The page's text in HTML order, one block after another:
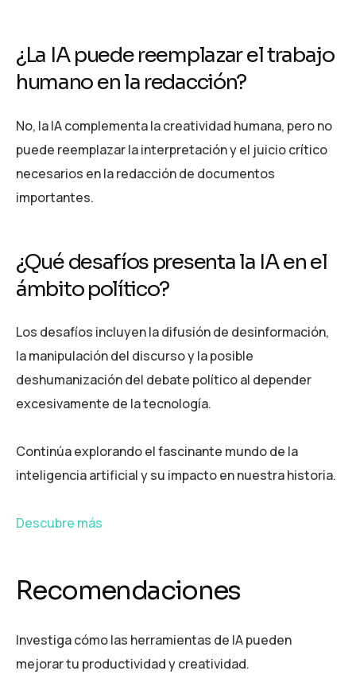
¿La IA puede reemplazar el trabajo
humano en la redacción?
No, la IA complementa la creatividad humana, pero no
puede reemplazar la interpretación y el juicio crítico
necesarios en la redacción de documentos
importantes.
¿Qué desafíos presenta la IA en el
ámbito político?
Los desafíos incluyen la difusión de desinformación,
la manipulación del discurso y la posible
deshumanización del debate político al depender
excesivamente de la tecnología.
Continúa explorando el fascinante mundo de la
inteligencia artificial y su impacto en nuestra historia.
Descubre más
Recomendaciones
Investiga cómo las herramientas de IA pueden
mejorar tu productividad y creatividad.